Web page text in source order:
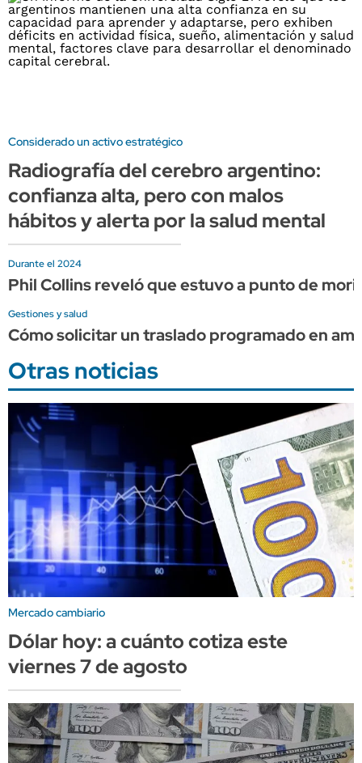
Considerado un activo estratégico
Radiografía del cerebro argentino:
confianza alta, pero con malos
hábitos y alerta por la salud mental
Durante el 2024
Phil Collins reveló que estuvo a punto de
Gestiones y salud
Cómo solicitar un traslado programado en
Otras noticias
Mercado cambiario
Dólar hoy: a cuánto cotiza este
viernes 7 de agosto